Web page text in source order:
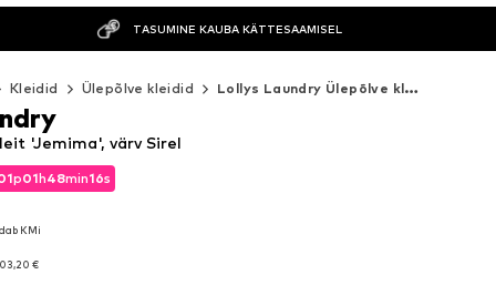
TASUMINE KAUBA KÄTTESAAMISEL
Kleidid Ülepõlve kleidid Lollys Laundry Ülepõlve kleidid
p01h48min14s
KMi
€
p01h48min14s
'Jemima', värv Sirel